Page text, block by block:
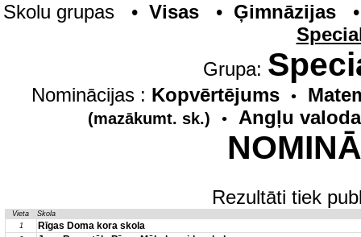
Skolu grupas • Visas• Ģimnāzijas
Grupa:
Nominācijas : Kopvērtējums •
(mazākumt. sk.) • Angļu valoda
Rezultāti tiek
Vieta
Skola
1
Rīgas Doma kora skola